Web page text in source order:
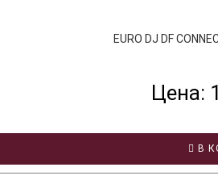
EURO DJ DF
Цена:
В